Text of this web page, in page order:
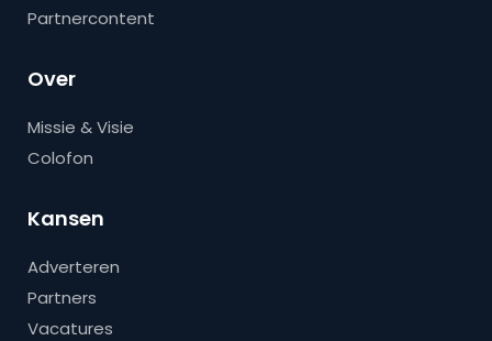
Partnercontent
Over
Missie & Visie
Colofon
Kansen
Adverteren
Partners
Vacatures